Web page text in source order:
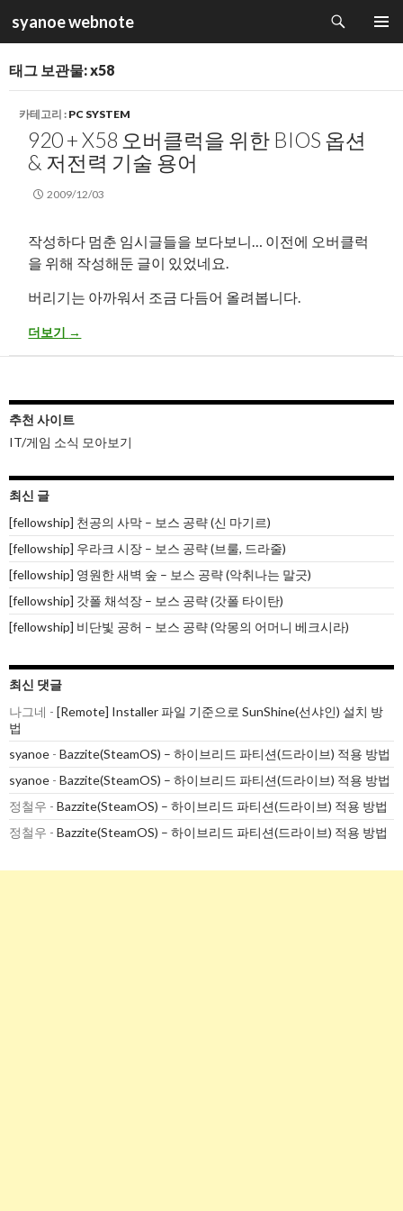
syanoe webnote
색
츠
로
건
태그 보관물: x58
카테고리 : PC SYSTEM
920 + X58 오버클럭을 위한 BIOS 옵션
& 저전력 기술 용어
2009/12/03
작성하다 멈춘 임시글들을 보다보니… 이전에 오버클럭
을 위해 작성해둔 글이 있었네요.
버리기는 아까워서 조금 다듬어 올려봅니다.
920 + x58 오버클럭을 위한 Bios 옵션 & 저전력 기술 용어
더보기 →
추천 사이트
IT/게임 소식 모아보기
최신 글
[fellowship] 천공의 사막 – 보스 공략 (신 마기르)
[fellowship] 우라크 시장 – 보스 공략 (브룰, 드라줄)
[fellowship] 영원한 새벽 숲 – 보스 공략 (악취나는 말긋)
[fellowship] 갓폴 채석장 – 보스 공략 (갓폴 타이탄)
[fellowship] 비단빛 공허 – 보스 공략 (악몽의 어머니 베크시라)
최신 댓글
나그네 - [Remote] Installer 파일 기준으로 SunShine(선샤인) 설치 방
법
syanoe - Bazzite(SteamOS) – 하이브리드 파티션(드라이브) 적용 방법
syanoe - Bazzite(SteamOS) – 하이브리드 파티션(드라이브) 적용 방법
정철우 - Bazzite(SteamOS) – 하이브리드 파티션(드라이브) 적용 방법
정철우 - Bazzite(SteamOS) – 하이브리드 파티션(드라이브) 적용 방법